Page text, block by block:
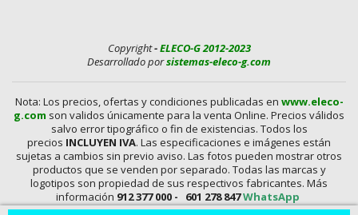
Copyright-ELECO-G 2012-2023
Desarrollado porsistemas-eleco-g.com
Nota: Los precios, ofertas y condiciones publicadas en www.eleco-
g.com son validos únicamente para la venta Online. Precios válidos
salvo error tipográfico o fin de existencias. Todos los
precios INCLUYEN IVA. Las especificaciones e imágenes están
sujetas a cambios sin previo aviso. Las fotos pueden mostrar otros
productos que se venden por separado. Todas las marcas y
logotipos son propiedad de sus respectivos fabricantes. Más
información 912 377 000 - 601 278 847WhatsApp